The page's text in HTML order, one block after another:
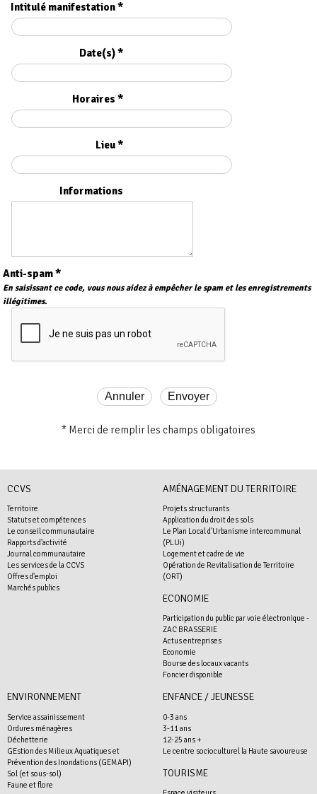
Intitulé manifestation *
Date(s) *
Horaires *
Lieu *
Informations
Anti-spam *
En saisissant ce code, vous nous aidez à empêcher le spam et les enregistrements
illégitimes.
* Merci de remplir les champs obligatoires
CCVS
Territoire
Statuts et compétences
Le conseil communautaire
Rapports d'activité
Journal communautaire
Les services de la CCVS
Offres d'emploi
Marchés publics
AMÉNAGEMENT DU TERRITOIRE
Projets structurants
Application du droit des sols
Le Plan Local d'Urbanisme intercommunal
(PLUi)
Logement et cadre de vie
Opération de Revitalisation de Territoire
(ORT)
ECONOMIE
Participation du public par voie électronique -
ZAC BRASSERIE
Actus entreprises
Economie
Bourse des locaux vacants
Foncier disponible
ENVIRONNEMENT
Service assainissement
Ordures ménagères
Déchetterie
GEstion des Milieux Aquatiques et
Prévention des Inondations (GEMAPI)
Sol (et sous-sol)
Faune et flore
ENFANCE / JEUNESSE
0-3 ans
3-11 ans
12-25 ans +
Le centre socioculturel la Haute savoureuse
TOURISME